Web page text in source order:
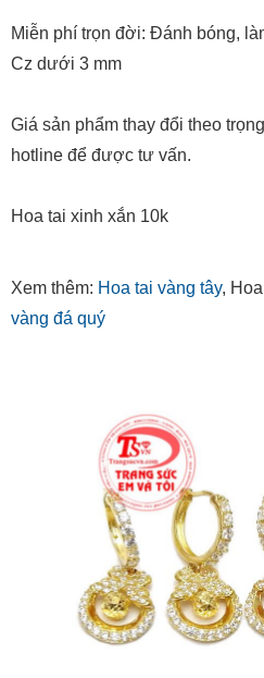
Miễn phí trọn đời: Đánh bóng,
Cz dưới 3 mm
Giá sản phẩm thay đổi theo
hotline để được tư vấn.
Hoa tai xinh xắn 10k
Xem thêm: Hoa tai vàng tây,
vàng đá quý